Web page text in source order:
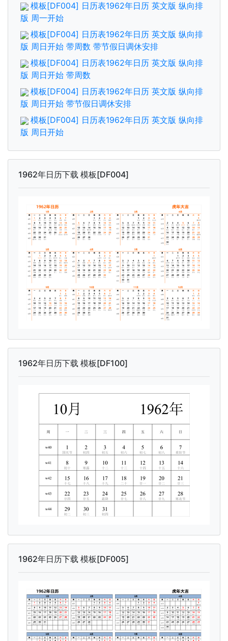
模板[DF004] 日历表1962年日历 英文版 纵向排
版 周一开始
模板[DF004] 日历表1962年日历 英文版 纵向排
版 周日开始 带周数 带节假日调休安排
模板[DF004] 日历表1962年日历 英文版 纵向排
版 周日开始 带周数
模板[DF004] 日历表1962年日历 英文版 纵向排
版 周日开始 带节假日调休安排
模板[DF004] 日历表1962年日历 英文版 纵向排
版 周日开始
1962年日历下载 模板[DF004]
1962年日历下载 模板[DF100]
1962年日历下载 模板[DF005]